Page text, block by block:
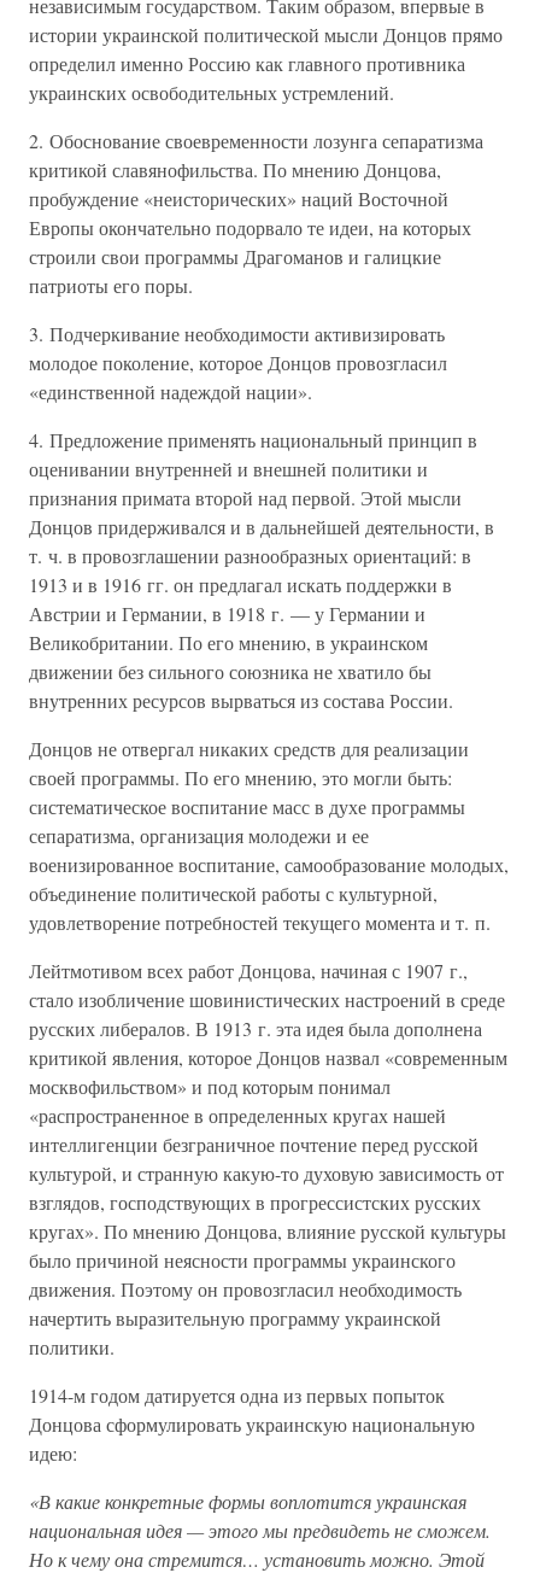
независимым государством. Таким образом, впервые в
истории украинской политической мысли Донцов прямо
определил именно Россию как главного противника
украинских освободительных устремлений.
2. Обоснование своевременности лозунга сепаратизма
критикой славянофильства. По мнению Донцова,
пробуждение «неисторических» наций Восточной
Европы окончательно подорвало те идеи, на которых
строили свои программы Драгоманов и галицкие
патриоты его поры.
3. Подчеркивание необходимости активизировать
молодое поколение, которое Донцов провозгласил
«единственной надеждой нации».
4. Предложение применять национальный принцип в
оценивании внутренней и внешней политики и
признания примата второй над первой. Этой мысли
Донцов придерживался и в дальнейшей деятельности, в
т. ч. в провозглашении разнообразных ориентаций: в
1913 и в 1916 гг. он предлагал искать поддержки в
Австрии и Германии, в 1918 г. — у Германии и
Великобритании. По его мнению, в украинском
движении без сильного союзника не хватило бы
внутренних ресурсов вырваться из состава России.
Донцов не отвергал никаких средств для реализации
своей программы. По его мнению, это могли быть:
систематическое воспитание масс в духе программы
сепаратизма, организация молодежи и ее
военизированное воспитание, самообразование молодых,
объединение политической работы с культурной,
удовлетворение потребностей текущего момента и т. п.
Лейтмотивом всех работ Донцова, начиная с 1907 г.,
стало изобличение шовинистических настроений в среде
русских либералов. В 1913 г. эта идея была дополнена
критикой явления, которое Донцов назвал «современным
москвофильством» и под которым понимал
«распространенное в определенных кругах нашей
интеллигенции безграничное почтение перед русской
культурой, и странную какую-то духовую зависимость от
взглядов, господствующих в прогрессистских русских
кругах». По мнению Донцова, влияние русской культуры
было причиной неясности программы украинского
движения. Поэтому он провозгласил необходимость
начертить выразительную программу украинской
политики.
1914-м годом датируется одна из первых попыток
Донцова сформулировать украинскую национальную
идею:
«В какие конкретные формы воплотится украинская
национальная идея — этого мы предвидеть не сможем.
Но к чему она стремится… установить можно. Этой